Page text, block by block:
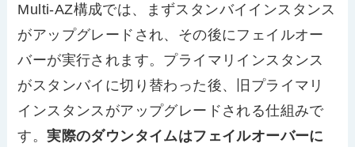
Multi-AZ構成では、まずスタンバイインスタンス
がアップグレードされ、その後にフェイルオー
バーが実行されます。プライマリインスタンス
がスタンバイに切り替わった後、旧プライマリ
インスタンスがアップグレードされる仕組みで
す。実際のダウンタイムはフェイルオーバーに